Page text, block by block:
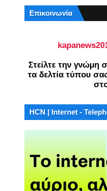
Επικοινωνία
Στείλτε την
τα δελτία τύπου
HCN | Internet -